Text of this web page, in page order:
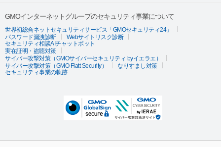
GMOインターネットグループのセキュリティ事業について
世界初総合ネットセキュリティサービス「GMOセキュリティ24」
パスワード漏洩診断
Webサイトリスク診断
セキュリティ相談AIチャットボット
実在証明・盗聴対策
サイバー攻撃対策（GMOサイバーセキュリティ byイエラエ）
サイバー攻撃対策（GMO Flatt Security）
なりすまし対策
セキュリティ事業の軌跡